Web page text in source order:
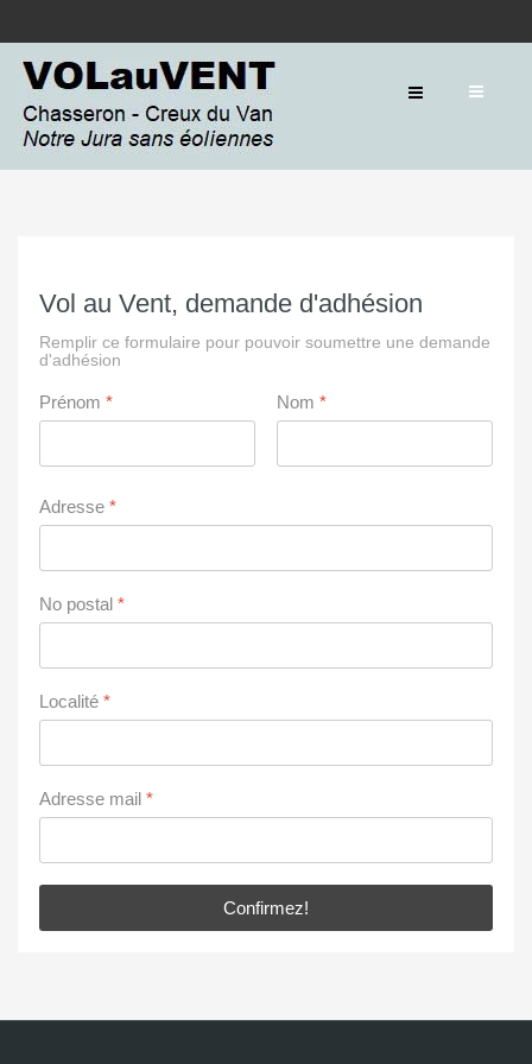
Vol au Vent, demande d'adhésion
Remplir ce formulaire pour pouvoir soumettre une demande
d'adhésion
Prénom * Nom *
Adresse *
No postal *
Localité *
Adresse mail *
Confirmez!